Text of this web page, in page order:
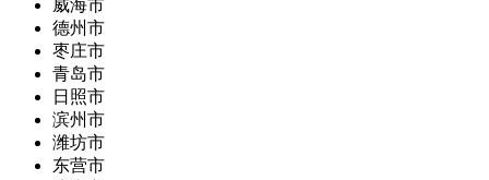
威海市
德州市
枣庄市
青岛市
日照市
滨州市
潍坊市
东营市